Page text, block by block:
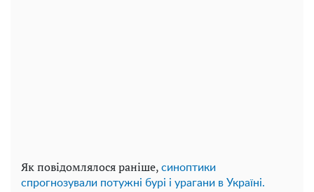
Як повідомлялося раніше, синоптики
спрогнозували потужні бурі і урагани в Україні.